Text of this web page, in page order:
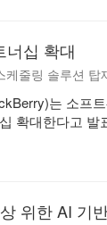
너십 확대
줄링 솔루션 탑
는 소프
확대한다고 발
위한 AI 기